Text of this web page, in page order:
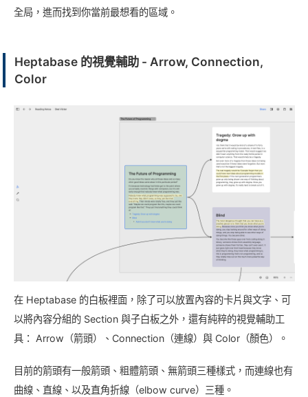
全局，進而找到你當前最想看的區域。
Heptabase 的視覺輔助 - Arrow, Connection,
Color
在 Heptabase 的白板裡面，除了可以放置內容的卡片與文字、可
以將內容分組的 Section 與子白板之外，還有純粹的視覺輔助工
具： Arrow（箭頭）、Connection（連線）與 Color（顏色）。
目前的箭頭有一般箭頭、粗體箭頭、無箭頭三種樣式，而連線也有
曲線、直線、以及直角折線（elbow curve）三種。